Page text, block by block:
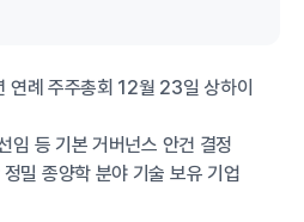
례 주주총회 12월 23일 상하이
임 등 기본 거버넌스 안건 결정
밀 종양학 분야 기술 보유 기업